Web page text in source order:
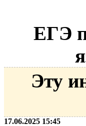
ЕГЭ
Эту
17.06.2025 15:45